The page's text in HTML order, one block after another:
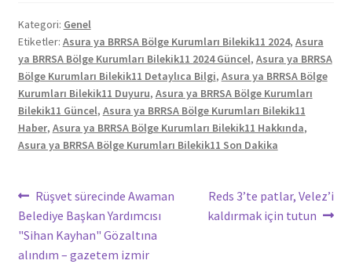
Kategori: Genel
Etiketler: Asura ya BRRSA Bölge Kurumları Bilekik11 2024, Asura
ya BRRSA Bölge Kurumları Bilekik11 2024 Güncel, Asura ya BRRSA
Bölge Kurumları Bilekik11 Detaylıca Bilgi, Asura ya BRRSA Bölge
Kurumları Bilekik11 Duyuru, Asura ya BRRSA Bölge Kurumları
Bilekik11 Güncel, Asura ya BRRSA Bölge Kurumları Bilekik11
Haber, Asura ya BRRSA Bölge Kurumları Bilekik11 Hakkında,
Asura ya BRRSA Bölge Kurumları Bilekik11 Son Dakika
Yazı
gezinmesi
Önceki
yazı:
Rüşvet sürecinde Awaman
Belediye Başkan Yardımcısı
"Sihan Kayhan" Gözaltına
alındım – gazetem izmir
Sonraki
yazı:
Reds 3’te patlar, Velez’i
kaldırmak için tutun